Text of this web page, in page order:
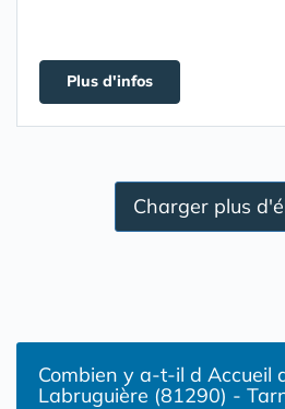
Plus d'infos
Charger plus
Combien y a-t-il d Accueil
Labruguière (81290) -